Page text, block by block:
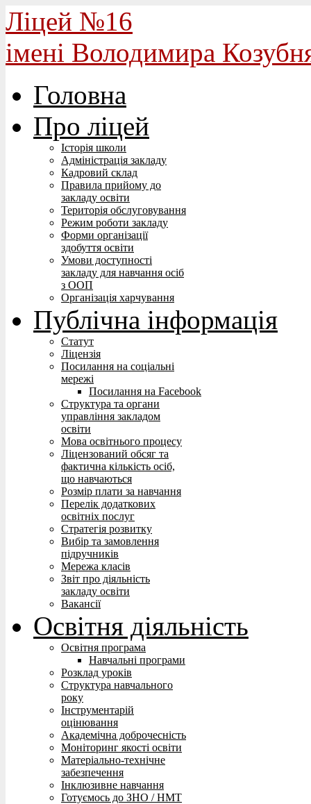
Ліцей №16
імені Володимира
Головна
Про ліцей
Історія школи
Адміністрація закладу
Кадровий склад
Правила прийому до
закладу освіти
Територія обслуговування
Режим роботи закладу
Форми організації
здобуття освіти
Умови доступності
закладу для навчання осіб
з ООП
Організація харчування
Публічна інформація
Статут
Ліцензія
Посилання на соціальні
мережі
Посилання на Facebook
Структура та органи
управління закладом
освіти
Мова освітнього процесу
Ліцензований обсяг та
фактична кількість осіб,
що навчаються
Розмір плати за навчання
Перелік додаткових
освітніх послуг
Стратегія розвитку
Вибір та замовлення
підручників
Мережа класів
Звіт про діяльність
закладу освіти
Вакансії
Освітня діяльність
Освітня програма
Навчальні програми
Розклад уроків
Структура навчального
року
Інструментарій
оцінювання
Академічна доброчесність
Моніторинг якості освіти
Матеріально-технічне
забезпечення
Інклюзивне навчання
Готуємось до ЗНО / НМТ